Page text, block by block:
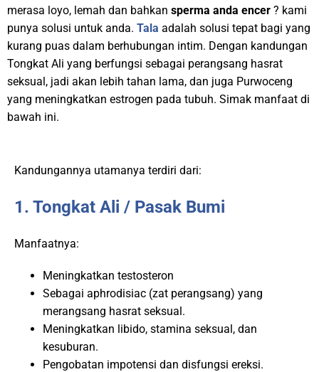
merasa loyo, lemah dan bahkan sperma anda encer ? kami
punya solusi untuk anda. Tala adalah solusi tepat bagi yang
kurang puas dalam berhubungan intim. Dengan kandungan
Tongkat Ali yang berfungsi sebagai perangsang hasrat
seksual, jadi akan lebih tahan lama, dan juga Purwoceng
yang meningkatkan estrogen pada tubuh. Simak manfaat di
bawah ini.
Kandungannya utamanya terdiri dari:
1. Tongkat Ali / Pasak Bumi
Manfaatnya:
Meningkatkan testosteron
Sebagai aphrodisiac (zat perangsang) yang
merangsang hasrat seksual.
Meningkatkan libido, stamina seksual, dan
kesuburan.
Pengobatan impotensi dan disfungsi ereksi.